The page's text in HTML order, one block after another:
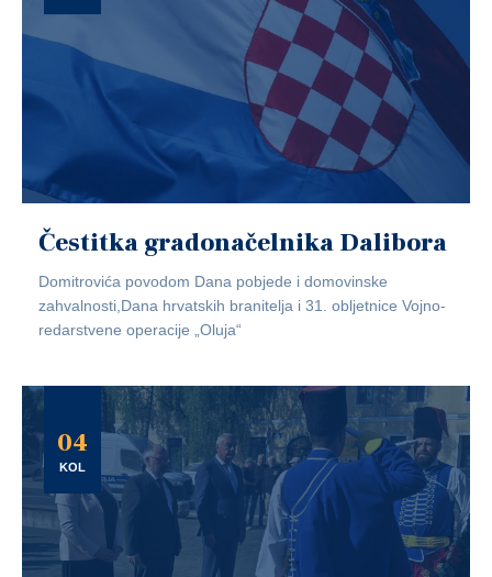
Čestitka gradonačelnika Dalibora
Domitrovića povodom Dana pobjede i domovinske
zahvalnosti,Dana hrvatskih branitelja i 31. obljetnice Vojno-
redarstvene operacije „Oluja“
04
KOL